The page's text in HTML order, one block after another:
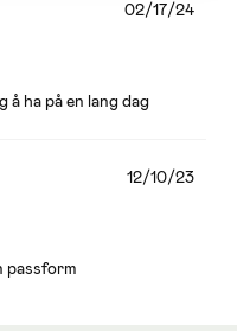
02/17/24
å ha på en lang dag
12/10/23
passform